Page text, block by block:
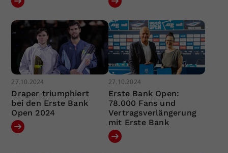
27.10.2024
Draper triumphiert
bei den Erste Bank
Open 2024
27.10.2024
Erste Bank Open:
78.000 Fans und
Vertragsverlängerung
mit Erste Bank